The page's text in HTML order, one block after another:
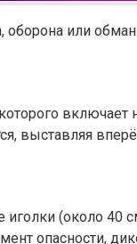
включает
выставляя
(около 40
опасности,